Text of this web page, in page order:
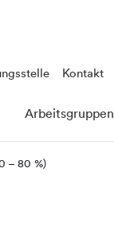
Kontakt
Arbeitsgruppen
– 80 %)